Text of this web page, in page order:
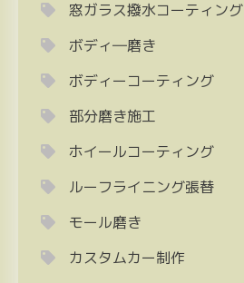
窓ガラス撥水コーティング
ボディ―磨き
ボディーコーティング
部分磨き施工
ホイールコーティング
ルーフライニング張替
モール磨き
カスタムカー制作